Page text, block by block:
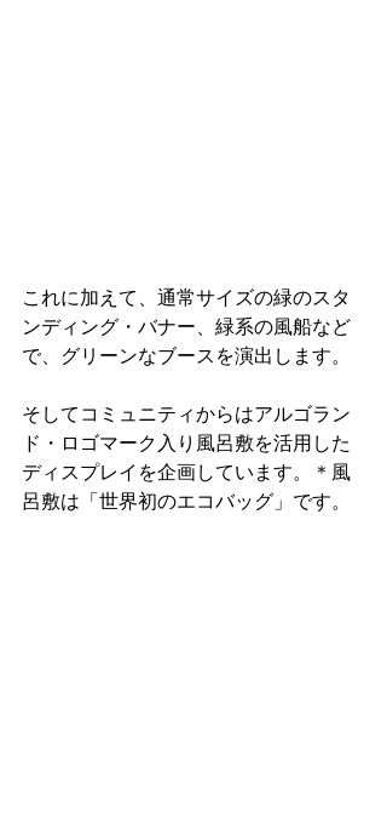
これに加えて、通常サイズの緑のスタ
ンディング・バナー、緑系の風船など
で、グリーンなブースを演出します。
そしてコミュニティからはアルゴラン
ド・ロゴマーク入り風呂敷を活用した
ディスプレイを企画しています。＊風
呂敷は「世界初のエコバッグ」です。